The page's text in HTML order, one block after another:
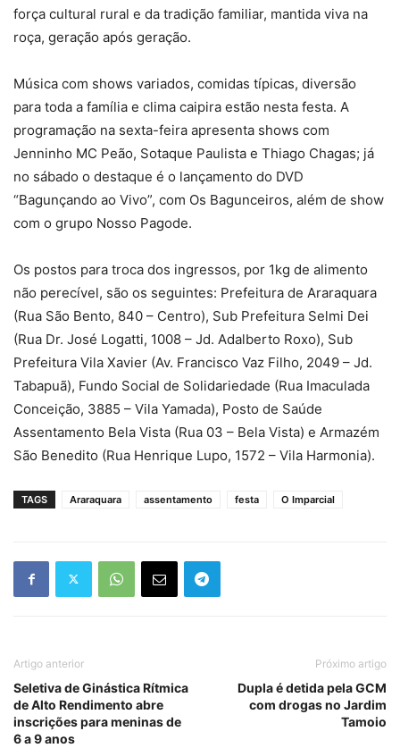
força cultural rural e da tradição familiar, mantida viva na
roça, geração após geração.
Música com shows variados, comidas típicas, diversão
para toda a família e clima caipira estão nesta festa. A
programação na sexta-feira apresenta shows com
Jenninho MC Peão, Sotaque Paulista e Thiago Chagas; já
no sábado o destaque é o lançamento do DVD
“Bagunçando ao Vivo”, com Os Bagunceiros, além de show
com o grupo Nosso Pagode.
Os postos para troca dos ingressos, por 1kg de alimento
não perecível, são os seguintes: Prefeitura de Araraquara
(Rua São Bento, 840 – Centro), Sub Prefeitura Selmi Dei
(Rua Dr. José Logatti, 1008 – Jd. Adalberto Roxo), Sub
Prefeitura Vila Xavier (Av. Francisco Vaz Filho, 2049 – Jd.
Tabapuã), Fundo Social de Solidariedade (Rua Imaculada
Conceição, 3885 – Vila Yamada), Posto de Saúde
Assentamento Bela Vista (Rua 03 – Bela Vista) e Armazém
São Benedito (Rua Henrique Lupo, 1572 – Vila Harmonia).
TAGS Araraquara assentamento festa O Imparcial
Artigo anterior
Seletiva de Ginástica Rítmica
de Alto Rendimento abre
inscrições para meninas de
6 a 9 anos
Próximo artigo
Dupla é detida pela GCM
com drogas no Jardim
Tamoio